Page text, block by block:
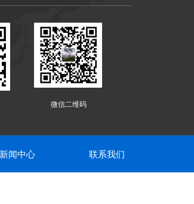
微信二维码
新闻中心 联系我们